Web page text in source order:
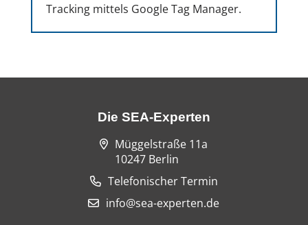
Tracking mittels Google Tag Manager.
Die SEA-Experten
Müggelstraße 11a
10247 Berlin
Telefonischer Termin
info@sea-experten.de